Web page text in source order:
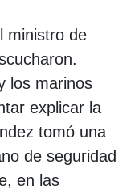
ministro de
los marinos
explicar la
tomó una
de seguridad
en las